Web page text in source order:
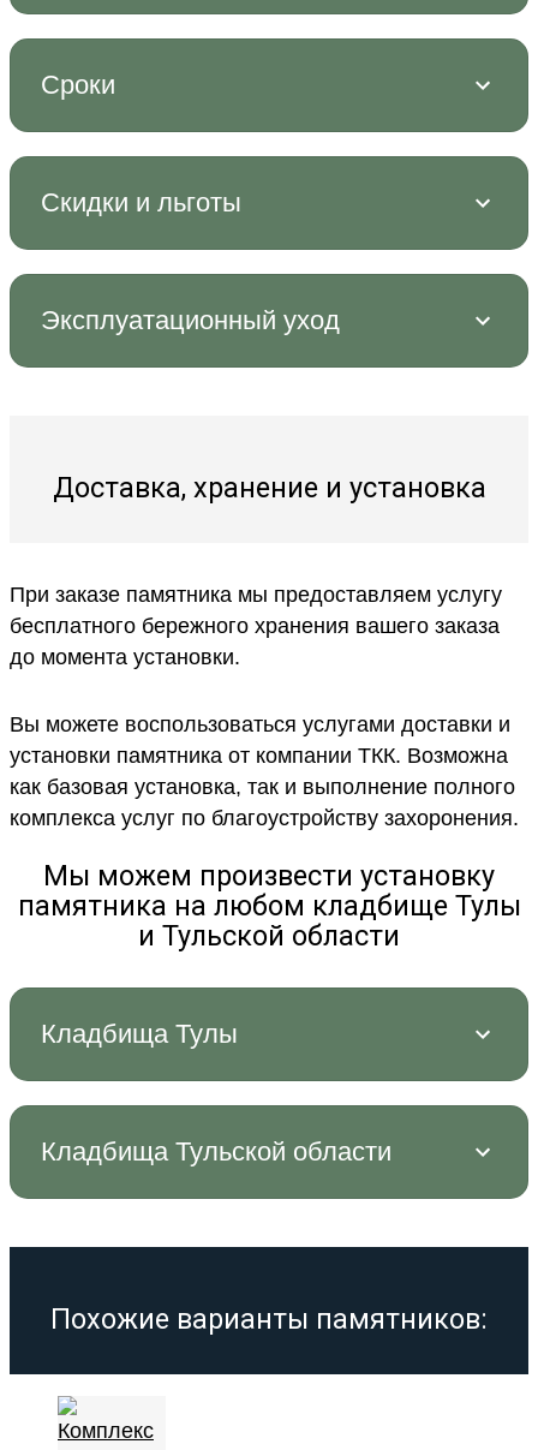
Сроки
Скидки и льготы
Эксплуатационный уход
Доставка, хранение и установка
При заказе памятника мы предоставляем услугу
бесплатного бережного хранения вашего заказа
до момента установки.
Вы можете воспользоваться услугами доставки и
установки памятника от компании ТКК. Возможна
как базовая установка, так и выполнение полного
комплекса услуг по благоустройству захоронения.
Мы можем произвести установку
памятника на любом кладбище Тулы
и Тульской области
Кладбища Тулы
Кладбища Тульской области
Похожие варианты памятников: